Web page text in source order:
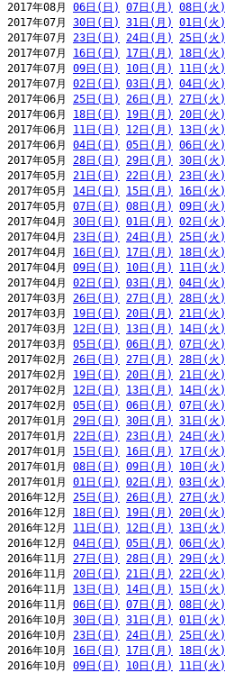
2017年08月 06日(日) 07日(月) 08日(火)
2017年07月 30日(日) 31日(月) 01日(火)
2017年07月 23日(日) 24日(月) 25日(火)
2017年07月 16日(日) 17日(月) 18日(火)
2017年07月 09日(日) 10日(月) 11日(火)
2017年07月 02日(日) 03日(月) 04日(火)
2017年06月 25日(日) 26日(月) 27日(火)
2017年06月 18日(日) 19日(月) 20日(火)
2017年06月 11日(日) 12日(月) 13日(火)
2017年06月 04日(日) 05日(月) 06日(火)
2017年05月 28日(日) 29日(月) 30日(火)
2017年05月 21日(日) 22日(月) 23日(火)
2017年05月 14日(日) 15日(月) 16日(火)
2017年05月 07日(日) 08日(月) 09日(火)
2017年04月 30日(日) 01日(月) 02日(火)
2017年04月 23日(日) 24日(月) 25日(火)
2017年04月 16日(日) 17日(月) 18日(火)
2017年04月 09日(日) 10日(月) 11日(火)
2017年04月 02日(日) 03日(月) 04日(火)
2017年03月 26日(日) 27日(月) 28日(火)
2017年03月 19日(日) 20日(月) 21日(火)
2017年03月 12日(日) 13日(月) 14日(火)
2017年03月 05日(日) 06日(月) 07日(火)
2017年02月 26日(日) 27日(月) 28日(火)
2017年02月 19日(日) 20日(月) 21日(火)
2017年02月 12日(日) 13日(月) 14日(火)
2017年02月 05日(日) 06日(月) 07日(火)
2017年01月 29日(日) 30日(月) 31日(火)
2017年01月 22日(日) 23日(月) 24日(火)
2017年01月 15日(日) 16日(月) 17日(火)
2017年01月 08日(日) 09日(月) 10日(火)
2017年01月 01日(日) 02日(月) 03日(火)
2016年12月 25日(日) 26日(月) 27日(火)
2016年12月 18日(日) 19日(月) 20日(火)
2016年12月 11日(日) 12日(月) 13日(火)
2016年12月 04日(日) 05日(月) 06日(火)
2016年11月 27日(日) 28日(月) 29日(火)
2016年11月 20日(日) 21日(月) 22日(火)
2016年11月 13日(日) 14日(月) 15日(火)
2016年11月 06日(日) 07日(月) 08日(火)
2016年10月 30日(日) 31日(月) 01日(火)
2016年10月 23日(日) 24日(月) 25日(火)
2016年10月 16日(日) 17日(月) 18日(火)
2016年10月 09日(日) 10日(月) 11日(火)